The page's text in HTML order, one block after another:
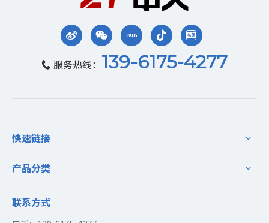
 服务热线： 139-6175-4277
快速链接
产品分类
联系方式